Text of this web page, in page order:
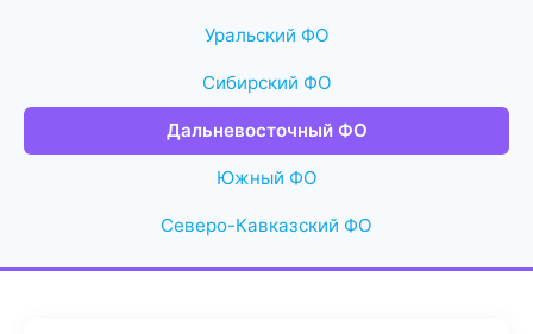
Уральский ФО
Сибирский ФО
Дальневосточный ФО
Южный ФО
Северо-Кавказский ФО